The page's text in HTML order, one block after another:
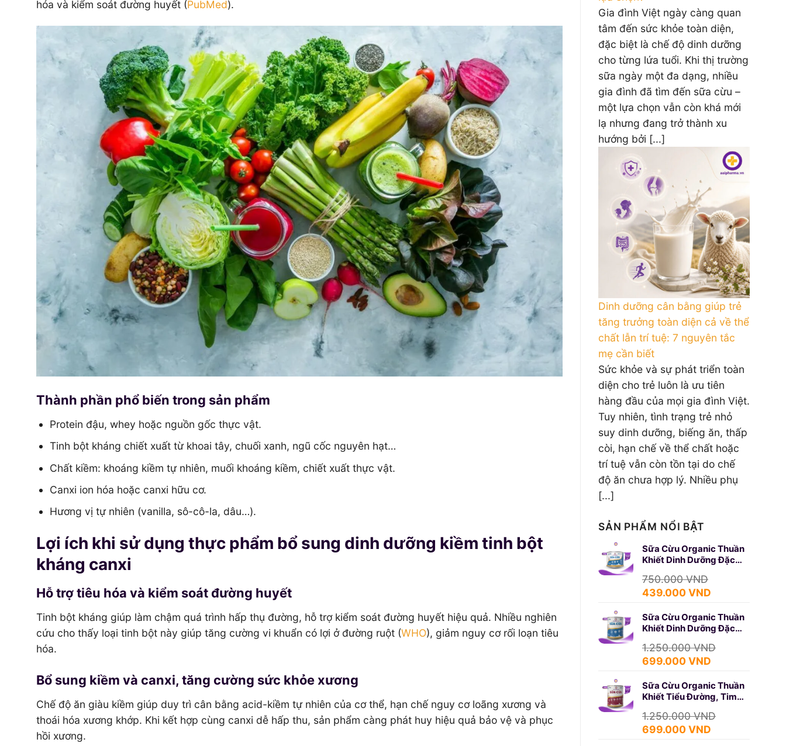
hóa và kiểm soát đường huyết (PubMed).
Thành phần phổ biến trong sản phẩm
Protein đậu, whey hoặc nguồn gốc thực vật.
Tinh bột kháng chiết xuất từ khoai tây, chuối xanh, ngũ cốc nguyên hạt…
Chất kiềm: khoáng kiềm tự nhiên, muối khoáng kiềm, chiết xuất thực vật.
Canxi ion hóa hoặc canxi hữu cơ.
Hương vị tự nhiên (vanilla, sô-cô-la, dâu…).
Lợi ích khi sử dụng thực phẩm bổ sung dinh dưỡng kiềm tinh bột
kháng canxi
Hỗ trợ tiêu hóa và kiểm soát đường huyết
Tinh bột kháng giúp làm chậm quá trình hấp thụ đường, hỗ trợ kiểm soát đường huyết hiệu quả. Nhiều nghiên
cứu cho thấy loại tinh bột này giúp tăng cường vi khuẩn có lợi ở đường ruột (WHO), giảm nguy cơ rối loạn tiêu
hóa.
Bổ sung kiềm và canxi, tăng cường sức khỏe xương
Chế độ ăn giàu kiềm giúp duy trì cân bằng acid-kiềm tự nhiên của cơ thể, hạn chế nguy cơ loãng xương và
thoái hóa xương khớp. Khi kết hợp cùng canxi dễ hấp thu, sản phẩm càng phát huy hiệu quả bảo vệ và phục
hồi xương.
Gia đình Việt ngày càng quan
tâm đến sức khỏe toàn diện,
đặc biệt là chế độ dinh dưỡng
cho từng lứa tuổi. Khi thị trường
sữa ngày một đa dạng, nhiều
gia đình đã tìm đến sữa cừu –
một lựa chọn vẫn còn khá mới
lạ nhưng đang trở thành xu
hướng bởi [...]
Dinh dưỡng cân bằng giúp trẻ
tăng trưởng toàn diện cả về thể
chất lẫn trí tuệ: 7 nguyên tắc
mẹ cần biết
Sức khỏe và sự phát triển toàn
diện cho trẻ luôn là ưu tiên
hàng đầu của mọi gia đình Việt.
Tuy nhiên, tình trạng trẻ nhỏ
suy dinh dưỡng, biếng ăn, thấp
còi, hạn chế về thể chất hoặc
trí tuệ vẫn còn tồn tại do chế
độ ăn chưa hợp lý. Nhiều phụ
[...]
SẢN PHẨM NỔI BẬT
Sữa Cừu Organic Thuần
Khiết Dinh Dưỡng Đặc
750.000VND
Giá
là:
750.000 VND.
439.000 VND
tại
là:
439.000 VND.
Sữa Cừu Organic Thuần
Khiết Dinh Dưỡng Đặc
1.250.000VND
Giá
là:
1.250.000 VND.
699.000 VND
tại
là:
699.000 VND.
Sữa Cừu Organic Thuần
Khiết Tiểu Đường, Tim
1.250.000VND
Giá
699.000 VND